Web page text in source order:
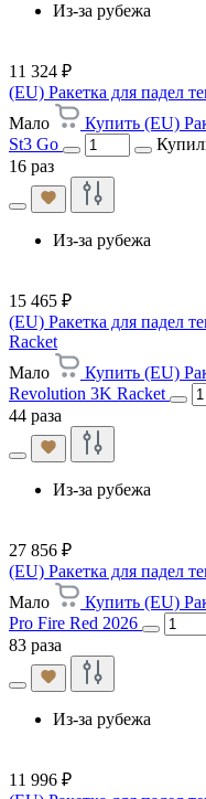
Из-за рубежа
11 324 ₽
(EU) Ракетка для падел
Мало
Купить (EU)
St3 Go
16 раз
Из-за рубежа
15 465 ₽
(EU) Ракетка для падел
Racket
Мало
Купить (EU)
Revolution 3K Racket
44 раза
Из-за рубежа
27 856 ₽
(EU) Ракетка для падел
Мало
Купить (EU)
Pro Fire Red 2026
83 раза
Из-за рубежа
11 996 ₽